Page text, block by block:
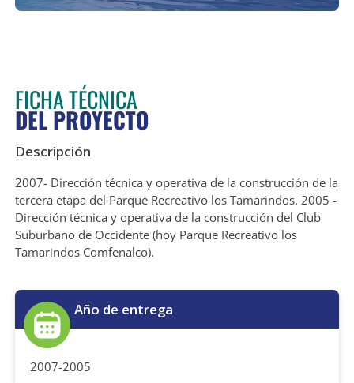
FICHA TÉCNICA
DEL PROYECTO
Descripción
2007- Dirección técnica y operativa de la construcción de la
tercera etapa del Parque Recreativo los Tamarindos. 2005 -
Dirección técnica y operativa de la construcción del Club
Suburbano de Occidente (hoy Parque Recreativo los
Tamarindos Comfenalco).
Año de entrega
2007-2005